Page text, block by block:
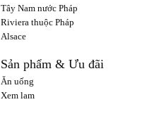
Tây Nam nước Pháp
Riviera thuộc Pháp
Alsace
Sản phẩm & Ưu đãi
Ăn uống
Xem lam